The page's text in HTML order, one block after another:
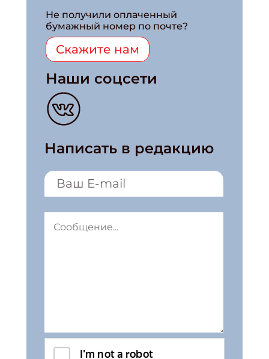
Не получили оплаченный
бумажный номер по почте?
Скажите нам
Наши соцсети
Написать в редакцию